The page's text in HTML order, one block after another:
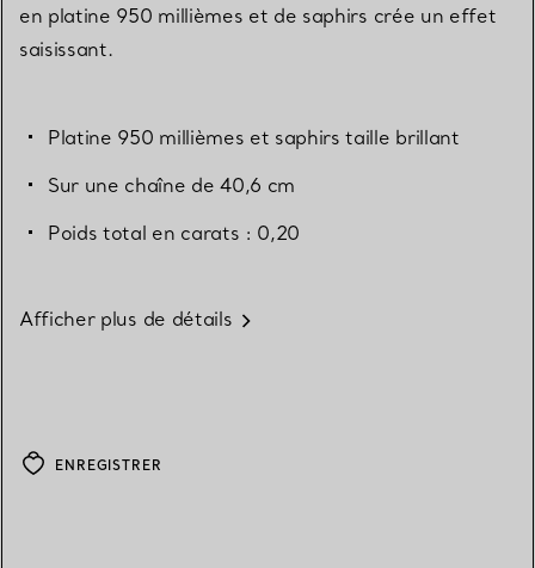
en platine 950 millièmes et de saphirs crée un effet
saisissant.
Platine 950 millièmes et saphirs taille brillant
Sur une chaîne de 40,6 cm
Poids total en carats : 0,20
Afficher plus de détails
ENREGISTRER